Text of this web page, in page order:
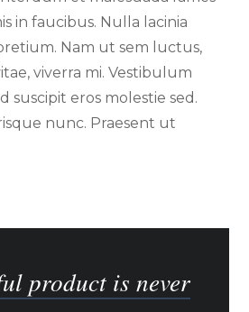
in faucibus. Nulla lacinia
Nam ut sem luctus,
viverra mi. Vestibulum
suscipit eros molestie sed.
nunc. Praesent ut
product is never